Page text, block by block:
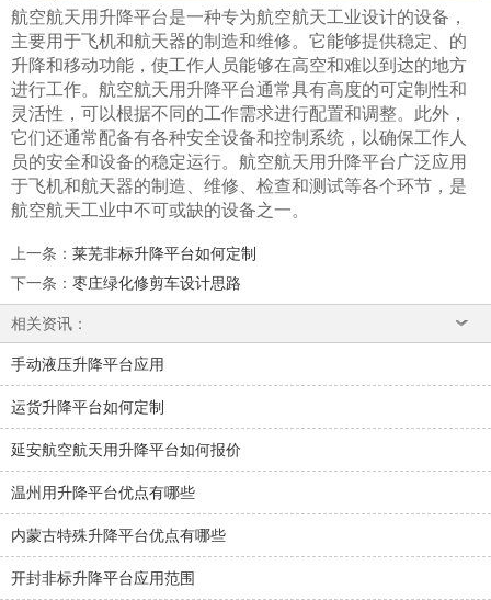
航空航天用升降平台是一种专为航空航天工业设计的设备，
主要用于飞机和航天器的制造和维修。它能够提供稳定、的
升降和移动功能，使工作人员能够在高空和难以到达的地方
进行工作。航空航天用升降平台通常具有高度的可定制性和
灵活性，可以根据不同的工作需求进行配置和调整。此外，
它们还通常配备有各种安全设备和控制系统，以确保工作人
员的安全和设备的稳定运行。航空航天用升降平台广泛应用
于飞机和航天器的制造、维修、检查和测试等各个环节，是
航空航天工业中不可或缺的设备之一。
上一条 ： 莱芜非标升降平台如何定制
下一条 ： 枣庄绿化修剪车设计思路
相关资讯：
手动液压升降平台应用
运货升降平台如何定制
延安航空航天用升降平台如何报价
温州用升降平台优点有哪些
内蒙古特殊升降平台优点有哪些
开封非标升降平台应用范围